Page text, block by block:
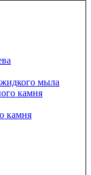
мыла
камня
камня